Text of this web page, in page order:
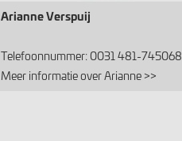
Arianne Verspuij
Telefoonnummer: 0031 481-745068
Meer informatie over Arianne >>